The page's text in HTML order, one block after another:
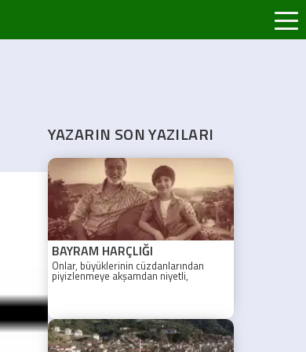
YAZARIN SON YAZILARI
BAYRAM HARÇLIĞI
Onlar, büyüklerinin cüzdanlarından
piyizlenmeye akşamdan niyetli,
“geleceğin iş adamı” görünen mayası